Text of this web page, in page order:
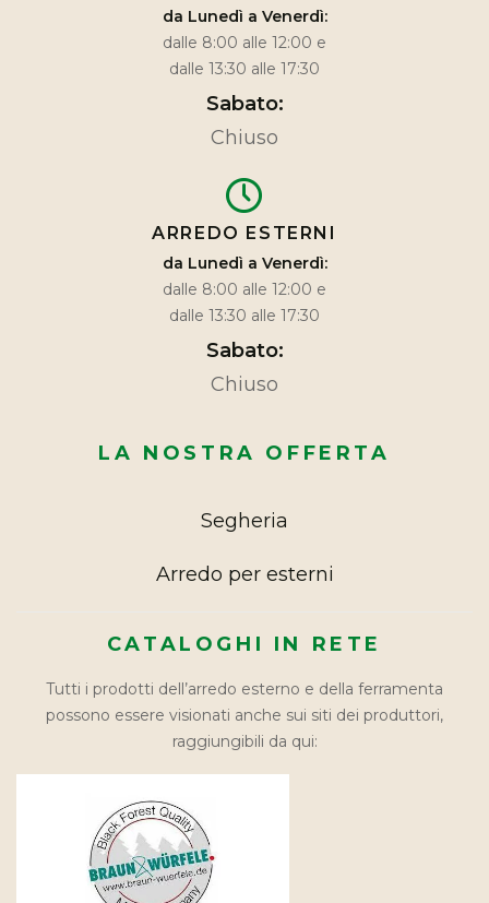
da Lunedì a Venerdì:
dalle 8:00 alle 12:00 e
dalle 13:30 alle 17:30
Sabato:
Chiuso
ARREDO ESTERNI
da Lunedì a Venerdì:
dalle 8:00 alle 12:00 e
dalle 13:30 alle 17:30
Sabato:
Chiuso
LA NOSTRA OFFERTA
Segheria
Arredo per esterni
CATALOGHI IN RETE
Tutti i prodotti dell’arredo esterno e della ferramenta
possono essere visionati anche sui siti dei produttori,
raggiungibili da qui: